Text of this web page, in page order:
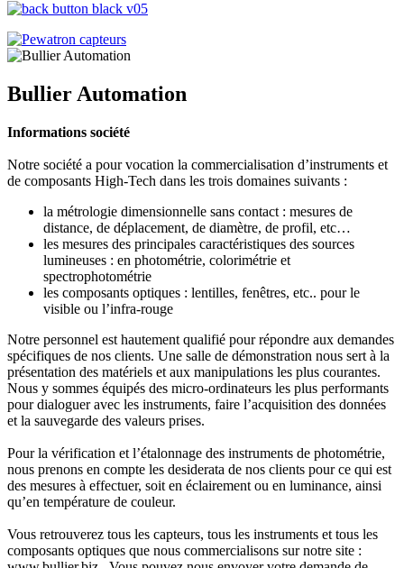
Bullier Automation
Informations société
Notre société a pour vocation la commercialisation d’instruments et
de composants High-Tech dans les trois domaines suivants :
la métrologie dimensionnelle sans contact : mesures de
distance, de déplacement, de diamètre, de profil, etc…
les mesures des principales caractéristiques des sources
lumineuses : en photométrie, colorimétrie et
spectrophotométrie
les composants optiques : lentilles, fenêtres, etc.. pour le
visible ou l’infra-rouge
Notre personnel est hautement qualifié pour répondre aux demandes
spécifiques de nos clients. Une salle de démonstration nous sert à la
présentation des matériels et aux manipulations les plus courantes.
Nous y sommes équipés des micro-ordinateurs les plus performants
pour dialoguer avec les instruments, faire l’acquisition des données
et la sauvegarde des valeurs prises.
Pour la vérification et l’étalonnage des instruments de photométrie,
nous prenons en compte les desiderata de nos clients pour ce qui est
des mesures à effectuer, soit en éclairement ou en luminance, ainsi
qu’en température de couleur.
Vous retrouverez tous les capteurs, tous les instruments et tous les
composants optiques que nous commercialisons sur notre site :